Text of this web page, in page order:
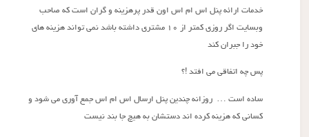
خدمات ارائه پنل اس ام اس اون قدر پرهزینه و گران است که صاحب
وبسایت اگر روزی کمتر از ۱۰ مشتری داشته باشد نمی تواند هزینه های
خود را جبران کند
پس چه اتفاقی می افتد !؟
ساده است … روزانه چندین پنل ارسال اس ام اس جمع آوری می شود و
کسانی که هزینه کرده اند دستشان به هیچ جا بند نیست